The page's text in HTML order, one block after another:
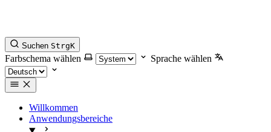
Suchen StrgK
Farbschema wählen Sprache wählen
Willkommen
Anwendungsbereiche